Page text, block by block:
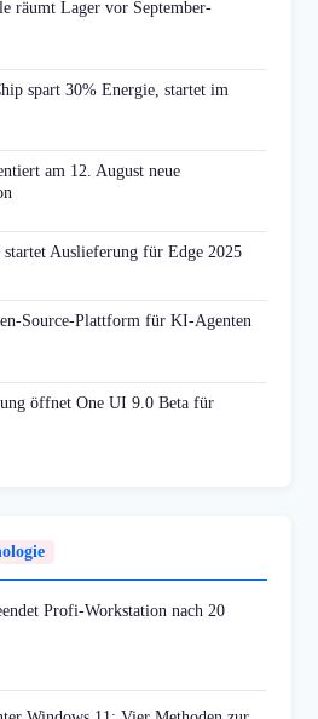
räumt Lager vor September-
spart 30% Energie, startet im
am 12. August neue
Auslieferung für Edge 2025
Source-Plattform für KI-Agenten
öffnet One UI 9.0 Beta für
Profi-Workstation nach 20